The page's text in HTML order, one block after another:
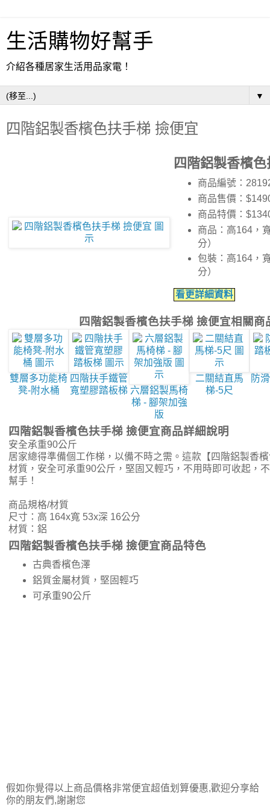
生活購物好幫手
介紹各種居家生活用品家電！
▼
四階鋁製香檳色扶手梯 撿便宜
四階鋁製香檳
商品編號：
商品售價：
商品特價：
商品：高164，
分）
包裝：高164，
分）
看更詳細資料
四階鋁製香檳色扶手梯 撿便宜相關商
雙層多功能椅
凳-附水桶
四階扶手鐵管
寬塑膠踏板梯 六層鋁製馬椅
梯 - 腳架加強
版
二關結直馬
梯-5尺
防
四階鋁製香檳色扶手梯 撿便宜商品詳細說明
安全承重90公斤
居家總得準備個工作梯，以備不時之需。這款【四階鋁製香
材質，安全可承重90公斤，堅固又輕巧，不用時即可收起，
幫手！
商品規格/材質
尺寸：高 164x寬 53x深 16公分
材質：鋁
四階鋁製香檳色扶手梯 撿便宜商品特色
古典香檳色澤
鋁質金屬材質，堅固輕巧
可承重90公斤
假如你覺得以上商品價格非常便宜超值划算優惠,歡迎分享給
你的朋友們,謝謝您